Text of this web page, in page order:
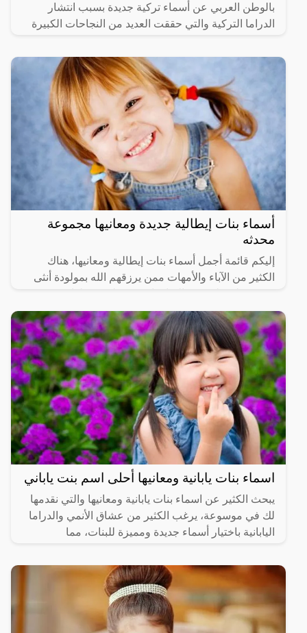
بالوطن العربي عن أسماء تركية جديدة بسبب انتشار
الدراما التركية والتي حققت العديد من النجاحات الكبيرة
أسماء بنات إيطالية جديدة ومعانيها مجموعة
محدثه
إليكم قائمة أجمل أسماء بنات إيطالية ومعانيها، هناك
الكثير من الآباء والأمهات ممن يرزقهم الله بمولودة أنثى
اسماء بنات يابانية ومعانيها أحلى اسم بنت ياباني
يبحث الكثير عن اسماء بنات يابانية ومعانيها والتي نقدمها
لك في موسوعة، يرغب الكثير من عشاق الأنمي والدراما
اليابانية باختيار أسماء جديدة ومميزة للبنات، مما